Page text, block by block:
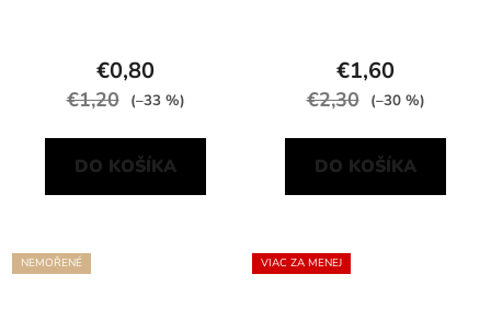
€0,80
€1,20 (–33 %)
DO KOŠÍKA
€1,60
€2,30 (–30 %)
DO KOŠÍKA
NEMOŘENÉ VIAC ZA MENEJ